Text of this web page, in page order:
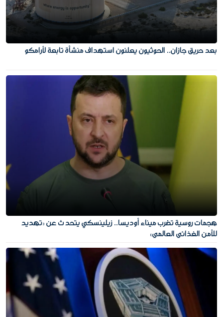
بعد حريق جازان.. الحوثيون يعلنون استهداف منشأة تابعة لأرامكو
هجمات روسية تضرب ميناء أوديسا.. زيلينسكي يتحدث عن «تهديد
للأمن الغذائي العالمي»